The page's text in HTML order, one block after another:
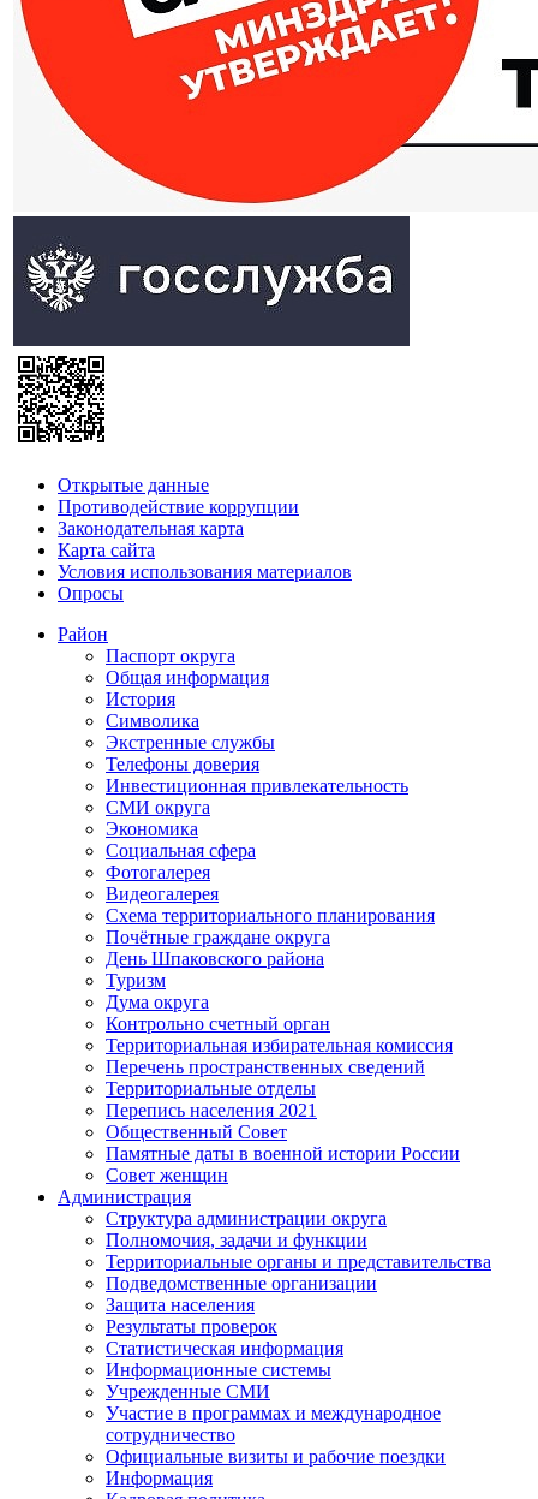
Открытые данные
Противодействие коррупции
Законодательная карта
Карта сайта
Условия использования материалов
Опросы
Район
Паспорт округа
Общая информация
История
Символика
Экстренные службы
Телефоны доверия
Инвестиционная привлекательность
СМИ округа
Экономика
Социальная сфера
Фотогалерея
Видеогалерея
Схема территориального планирования
Почётные граждане округа
День Шпаковского района
Туризм
Дума округа
Контрольно счетный орган
Территориальная избирательная комиссия
Перечень пространственных сведений
Территориальные отделы
Перепись населения 2021
Общественный Совет
Памятные даты в военной истории России
Совет женщин
Администрация
Структура администрации округа
Полномочия, задачи и функции
Территориальные органы и представительства
Подведомственные организации
Защита населения
Результаты проверок
Статистическая информация
Информационные системы
Учрежденные СМИ
Участие в программах и международное
сотрудничество
Официальные визиты и рабочие поездки
Информация